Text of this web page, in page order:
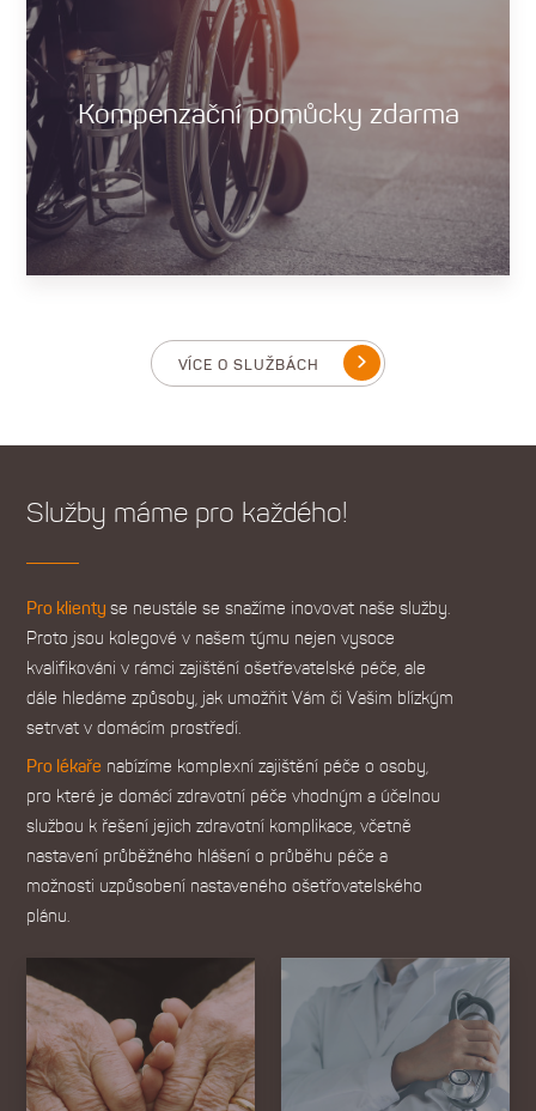
Kompenzační pomůcky zdarma
VÍCE O SLUŽBÁCH
Služby máme pro každého!
Pro klientyse neustále se snažíme inovovat naše služby.
Proto jsou kolegové v našem týmu nejen vysoce
kvalifikováni v rámci zajištění ošetřevatelské péče, ale
dále hledáme způsoby, jak umožňit Vám či Vašim blízkým
setrvat v domácím prostředí.
Pro lékaře nabízíme komplexní zajištění péče o osoby,
pro které je domácí zdravotní péče vhodným a účelnou
službou k řešení jejich zdravotní komplikace, včetně
nastavení průběžného hlášení o průběhu péče a
možnosti uzpůsobení nastaveného ošetřovatelského
plánu.